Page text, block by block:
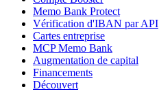
Memo Bank Protect
Vérification d'IBAN par API
Cartes entreprise
MCP Memo Bank
Augmentation de capital
Financements
Découvert